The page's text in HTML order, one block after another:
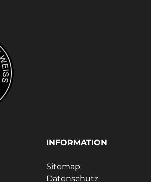
INFORMATION
Sitemap
Datenschutz